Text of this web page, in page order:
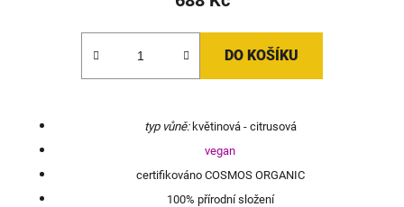
DO KOŠÍKU
typ vůně:květinová - citrusová
vegan
certifikováno COSMOS ORGANIC
100% přírodní složení